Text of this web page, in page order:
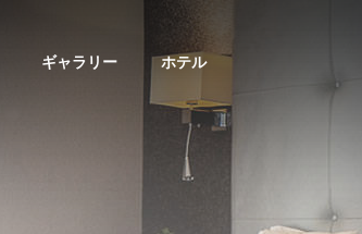
ギャラリー ホテル